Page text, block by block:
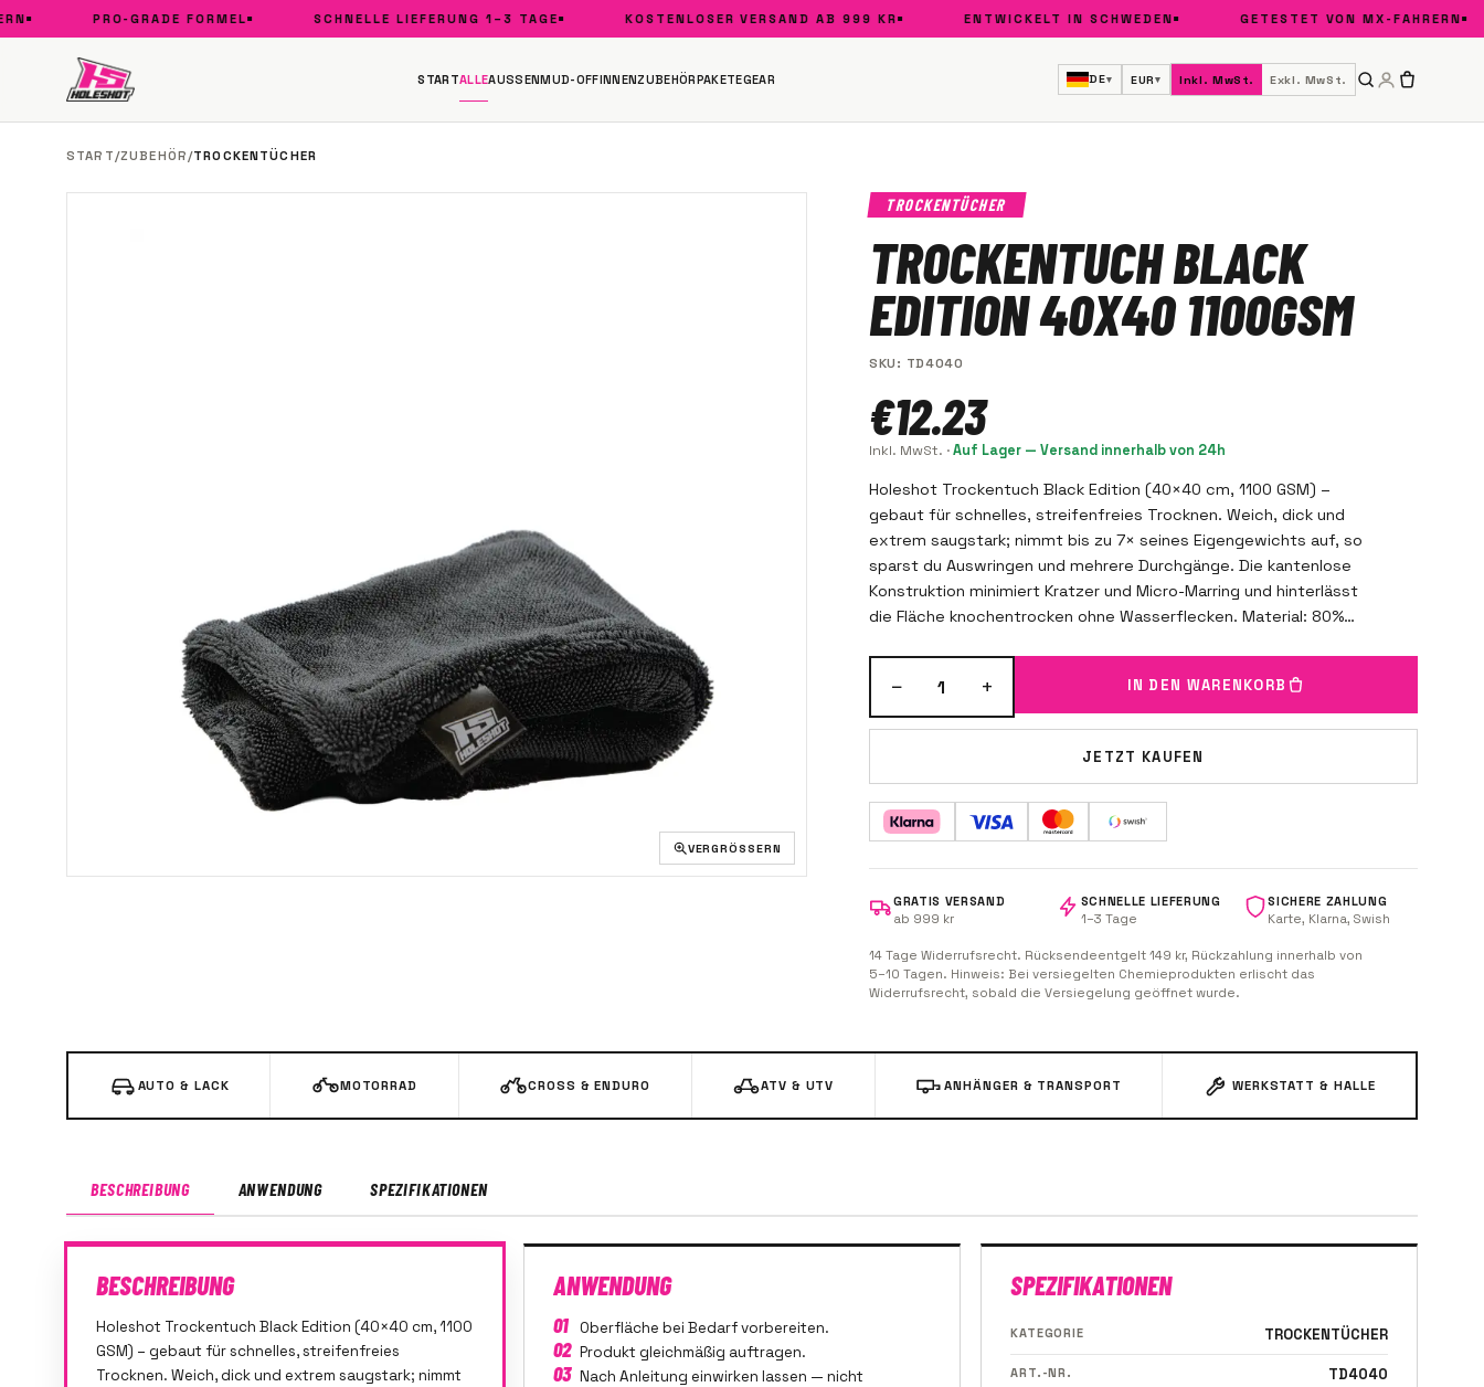
PRO-GRADE FORMEL SCHNELLE LIEFERUNG 1–3 TAGE KOSTENLOSER VERSAND AB 999 KR ENTWICKELT IN SCHWEDEN GETESTET VON MX-FAHRERN
STARTALLEAUSSENMUD-OFFINNENZUBEHÖRPAKETEGEAR DE▾ EUR▾ Inkl. MwSt. Exkl. MwSt.
START/ZUBEHÖR/TROCKENTÜCHER
VERGRÖSSERN
TROCKENTÜCHER
TROCKENTUCH BLACK
EDITION 40X40 1100GSM
SKU: TD4040
€12.23
Inkl. MwSt. ·Auf Lager — Versand innerhalb von 24h
Holeshot Trockentuch Black Edition (40×40 cm, 1100 GSM) –
gebaut für schnelles, streifenfreies Trocknen. Weich, dick und
extrem saugstark; nimmt bis zu 7× seines Eigengewichts auf, so
sparst du Auswringen und mehrere Durchgänge. Die kantenlose
Konstruktion minimiert Kratzer und Micro-Marring und hinterlässt
die Fläche knochentrocken ohne Wasserflecken. Material: 80%
− 1 + IN DEN WARENKORB
JETZT KAUFEN
GRATIS VERSAND
ab 999 kr
SCHNELLE LIEFERUNG
1–3 Tage
SICHERE ZAHLUNG
Karte, Klarna, Swish
14 Tage Widerrufsrecht. Rücksendeentgelt 149 kr, Rückzahlung innerhalb von
5–10 Tagen. Hinweis: Bei versiegelten Chemieprodukten erlischt das
Widerrufsrecht, sobald die Versiegelung geöffnet wurde.
AUTO & LACK MOTORRAD CROSS & ENDURO ATV & UTV ANHÄNGER & TRANSPORT WERKSTATT & HALLE
BESCHREIBUNG ANWENDUNG SPEZIFIKATIONEN
BESCHREIBUNG
Holeshot Trockentuch Black Edition (40×40 cm, 1100
GSM) – gebaut für schnelles, streifenfreies
Trocknen. Weich, dick und extrem saugstark; nimmt
ANWENDUNG
01 Oberfläche bei Bedarf vorbereiten.
02 Produkt gleichmäßig auftragen.
03 Nach Anleitung einwirken lassen — nicht
SPEZIFIKATIONEN
KATEGORIE TROCKENTÜCHER
ART.-NR. TD4040